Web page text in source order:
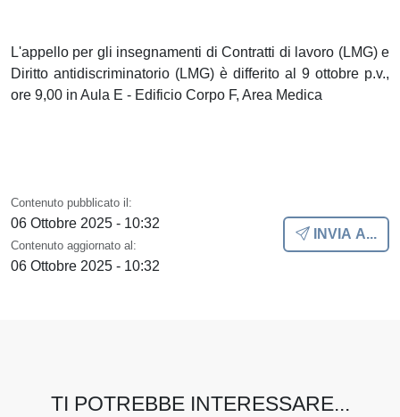
L'appello per gli insegnamenti di Contratti di lavoro (LMG) e
Diritto antidiscriminatorio (LMG) è differito al 9 ottobre p.v.,
ore 9,00 in Aula E - Edificio Corpo F, Area Medica
Contenuto pubblicato il:
06 Ottobre 2025 - 10:32
Contenuto aggiornato al:
06 Ottobre 2025 - 10:32
INVIA A...
TI POTREBBE INTERESSARE...